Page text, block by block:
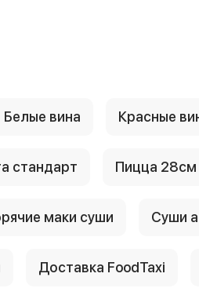
Белые вина Красные
стандарт Пицца 28см
маки суши Суши
Доставка FoodTaxi